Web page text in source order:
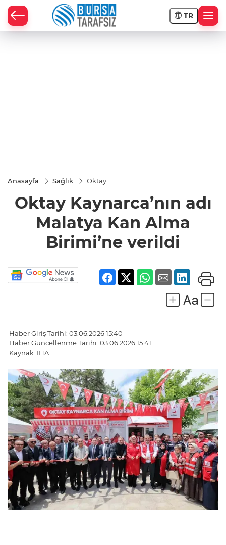
TR
Anasayfa Sağlık
Oktay
Kan Alma
Birimi’ne
verildi
Oktay Kaynarca’nın adı
Malatya Kan Alma
Birimi’ne verildi
Haber Giriş Tarihi: 03.06.2026 15:40
Haber Güncellenme Tarihi: 03.06.2026 15:41
Kaynak: İHA